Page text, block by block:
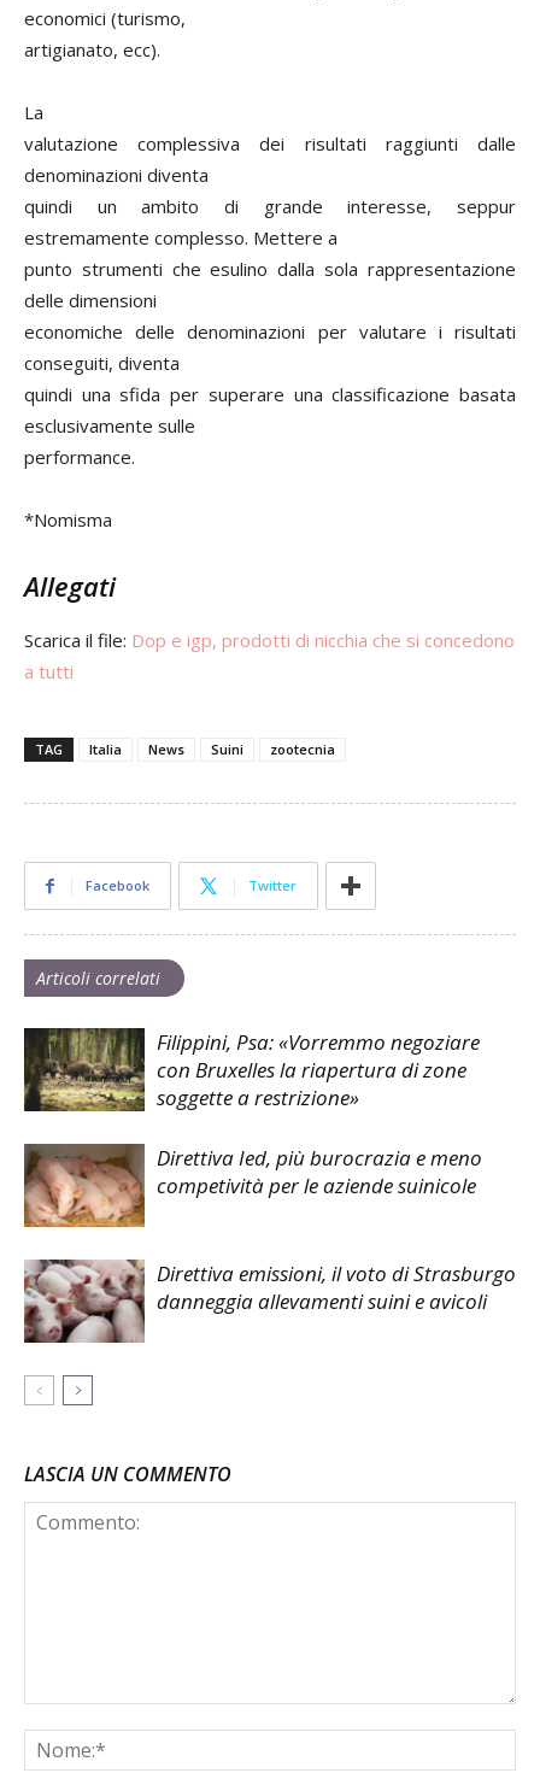
economici (turismo,
artigianato, ecc).
La
valutazione complessiva dei risultati raggiunti dalle
denominazioni diventa
quindi un ambito di grande interesse, seppur
estremamente complesso. Mettere a
punto strumenti che esulino dalla sola rappresentazione
delle dimensioni
economiche delle denominazioni per valutare i risultati
conseguiti, diventa
quindi una sfida per superare una classificazione basata
esclusivamente sulle
performance.
*Nomisma
Allegati
Scarica il file: Dop e igp, prodotti di nicchia che si concedono
a tutti
TAG Italia News Suini zootecnia
Facebook Twitter
Articoli correlati
Filippini, Psa: «Vorremmo negoziare
con Bruxelles la riapertura di zone
soggette a restrizione»
Direttiva Ied, più burocrazia e meno
competività per le aziende suinicole
Direttiva emissioni, il voto di Strasburgo
danneggia allevamenti suini e avicoli
LASCIA UN COMMENTO